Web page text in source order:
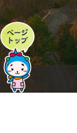
ペ
ー
ジ